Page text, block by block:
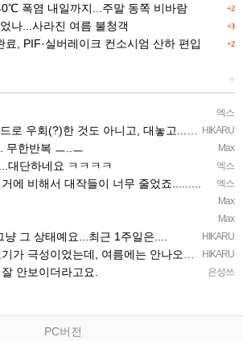
+2
폭염 내일까지...주말 동쪽 비바람
+3
나...사라진 여름 불청객
+2
료, PIF·실버레이크 컨소시엄 산하 편입
+
엑스
HIKARU
우회(?)한 것도 아니고, 대놓고...ㅋ ㅋ)
Max
무한반복 ㅡ..ㅡ
엑스
대단하네요 ㅋㅋㅋㅋ
엑스
에 비해서 대작들이 너무 줄었죠.........
Max
Max
HIKARU
그 상태예요...최근 1주일은....
HIKARU
이었는데, 여름에는 안나오는 것 같은.....ㅎ ㅎ)
은성쓰
안보이더라고요.
PC버전